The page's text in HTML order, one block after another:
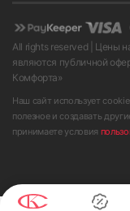
3. Устанавливаем
щелчка.
All rights reserved | Цены
являются публичной
Комфорта»
Наш сайт использует
полезное и создавать
принимаете условия